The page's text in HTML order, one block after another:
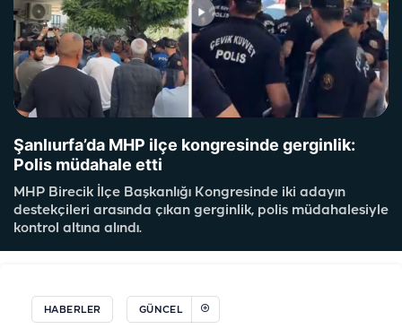
Şanlıurfa’da MHP ilçe kongresinde gerginlik:
Polis müdahale etti
MHP Birecik İlçe Başkanlığı Kongresinde iki adayın
destekçileri arasında çıkan gerginlik, polis müdahalesiyle
kontrol altına alındı.
HABERLER GÜNCEL